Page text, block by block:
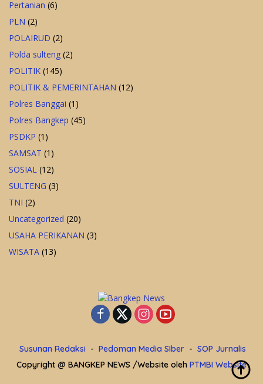
Pertanian (6)
PLN (2)
POLAIRUD (2)
Polda sulteng (2)
POLITIK (145)
POLITIK & PEMERINTAHAN (12)
Polres Banggai (1)
Polres Bangkep (45)
PSDKP (1)
SAMSAT (1)
SOSIAL (12)
SULTENG (3)
TNI (2)
Uncategorized (20)
USAHA PERIKANAN (3)
WISATA (13)
Susunan Redaksi Pedoman Media SIber
SOP Jurnalis
Copyright @ BANGKEP NEWS /Website oleh PTMBI Website